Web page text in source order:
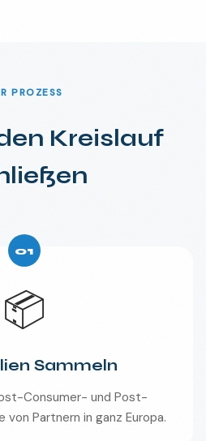
PROZESS
Kreislauf
01
📦
Sammeln
Consumer- und Post-
Partnern in ganz Europa.